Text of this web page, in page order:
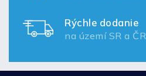
Rýchle dodanie
na území SR a ČR